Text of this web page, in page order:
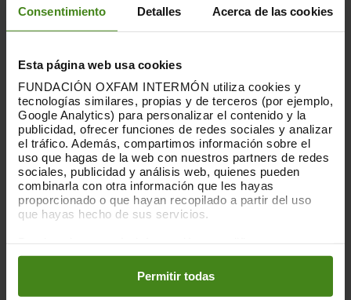
Consentimiento Detalles Acerca de las cookies
Esta página web usa cookies
FUNDACIÓN OXFAM INTERMÓN utiliza cookies y
tecnologías similares, propias y de terceros (por ejemplo,
Google Analytics) para personalizar el contenido y la
publicidad, ofrecer funciones de redes sociales y analizar
el tráfico. Además, compartimos información sobre el
uso que hagas de la web con nuestros partners de redes
sociales, publicidad y análisis web, quienes pueden
combinarla con otra información que les hayas
proporcionado o que hayan recopilado a partir del uso
que hayas hecho de sus servicios.
preferencias accediendo a nuestraPolítica de Cookieso
en los botones facilitados a continuación:
Permitir todas
climàtica té efectes més devastadors
sobre les persones i els països més
canvi climàtic són els que estan patint
més els seus efectes en forma
d'inundacions, sequereso huracans, els
efectes dels quals generen pobresa i
desigualtat en les comunitats més
desafavorides. També a Espanya” conclou
Alba.
Oxfam Intermón en el marc de la seva
feina contra les desigualtats subratlla la
mésambiciosa i coordinada tant per part
de les empreses com dels governs,